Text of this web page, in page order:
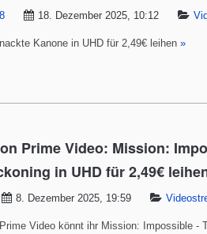
18. Dezember 2025, 10:12
Kanone in UHD für 2,49€ leihen »
Prime Video: Mission:
in UHD für 2,49€
8. Dezember 2025, 19:59
Video könnt ihr Mission: Impossible -